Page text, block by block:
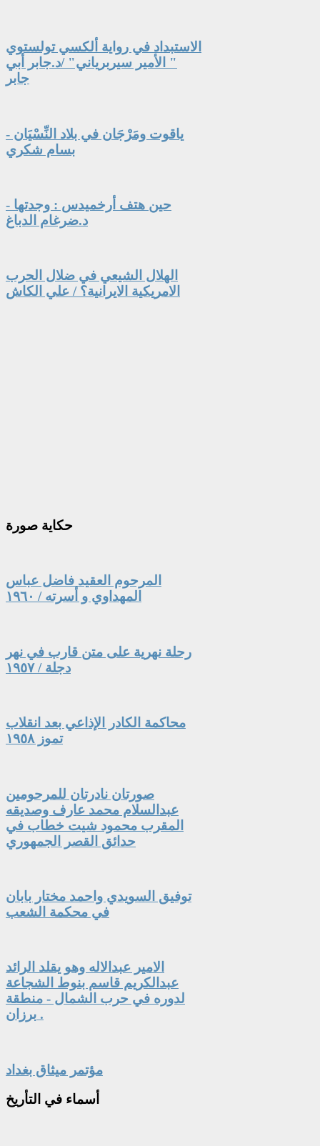
الاستبداد في رواية ألكسي تولستوي
" الأمير سيربرياني" /د.جابر أبي
جابر
ياقوت ومَرْجَان في بلاد النِّسْيَان -
بسام شكري
حين هتف أرخميدس : وجدتها -
د.ضرغام الدباغ
الهلال الشيعي في ضلال الحرب
الامريكية الايرانية؟ / علي الكاش
حكاية صورة
المرحوم العقيد فاضل عباس
المهداوي و أسرته / ١٩٦٠
رحلة نهرية على متن قارب في نهر
دجلة / ١٩٥٧
محاكمة الكادر الإذاعي بعد انقلاب
تموز ١٩٥٨
صورتان نادرتان للمرحومين
عبدالسلام محمد عارف وصديقه
المقرب محمود شيت خطاب في
حدائق القصر الجمهوري
توفيق السويدي واحمد مختار بابان
في محكمة الشعب
الامير عبدالاله وهو يقلد الرائد
عبدالكريم قاسم بنوط الشجاعة
لدوره في حرب الشمال - منطقة
برزان .
مؤتمر ميثاق بغداد
أسماء في التأريخ